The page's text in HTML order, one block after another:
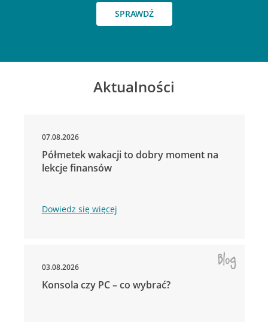
SPRAWDŹ
Aktualności
07.08.2026
Półmetek wakacji to dobry moment na
lekcje finansów
Dowiedz się więcej
03.08.2026
Konsola czy PC – co wybrać?